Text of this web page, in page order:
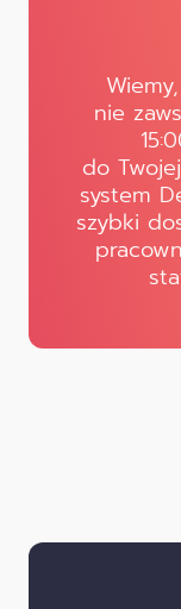
nie
do
system
szybki